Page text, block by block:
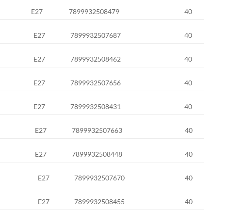
E27 7899932508479 40
E27 7899932507687 40
E27 7899932508462 40
E27 7899932507656 40
E27 7899932508431 40
E27 7899932507663 40
E27 7899932508448 40
E27 7899932507670 40
E27 7899932508455 40